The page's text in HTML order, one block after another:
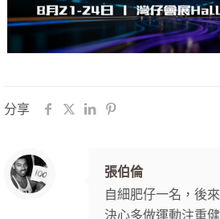
分享
張伯倫
自細肥仔一名，後
決心多做運動注重